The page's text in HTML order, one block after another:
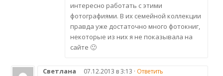
интересно работать с этими
фотографиями. В их семейной коллекции
правда уже достаточно много фотокниг,
некоторые из них я не показывала на
сайте 🙂
Светлана 07.12.2013 в 3:13 · Ответить